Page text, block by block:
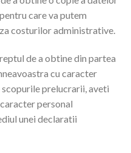
care va putem
costurilor administrative.
de a obtine din partea
cu caracter
prelucrarii, aveti
personal
unei declaratii